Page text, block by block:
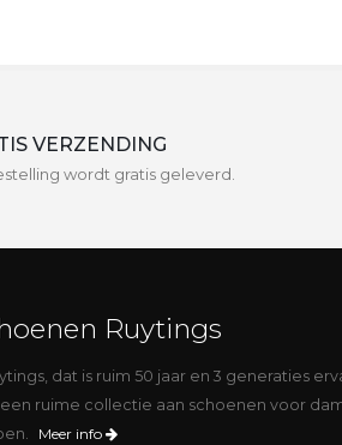
VERZENDING
wordt gratis geleverd.
Ruytings
dat is ruim 50 jaar en 3 generaties
ruime collectie aan schoenen voor
Meer info